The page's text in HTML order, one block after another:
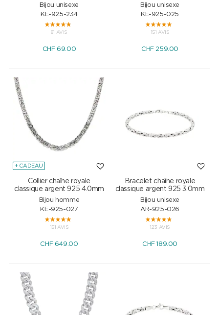
Bijou unisexe
KE-925-234
81 AVIS
CHF 69.00
Bijou unisexe
KE-925-025
151 AVIS
CHF 259.00
+ CADEAU
Collier chaîne royale
classique argent 925 4.0mm
Bijou homme
KE-925-027
151 AVIS
CHF 649.00
Bracelet chaîne royale
classique argent 925 3.0mm
Bijou unisexe
AR-925-026
123 AVIS
CHF 189.00